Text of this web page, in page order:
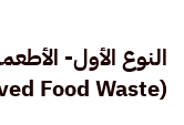
النوع الأول-
(
Food Waste